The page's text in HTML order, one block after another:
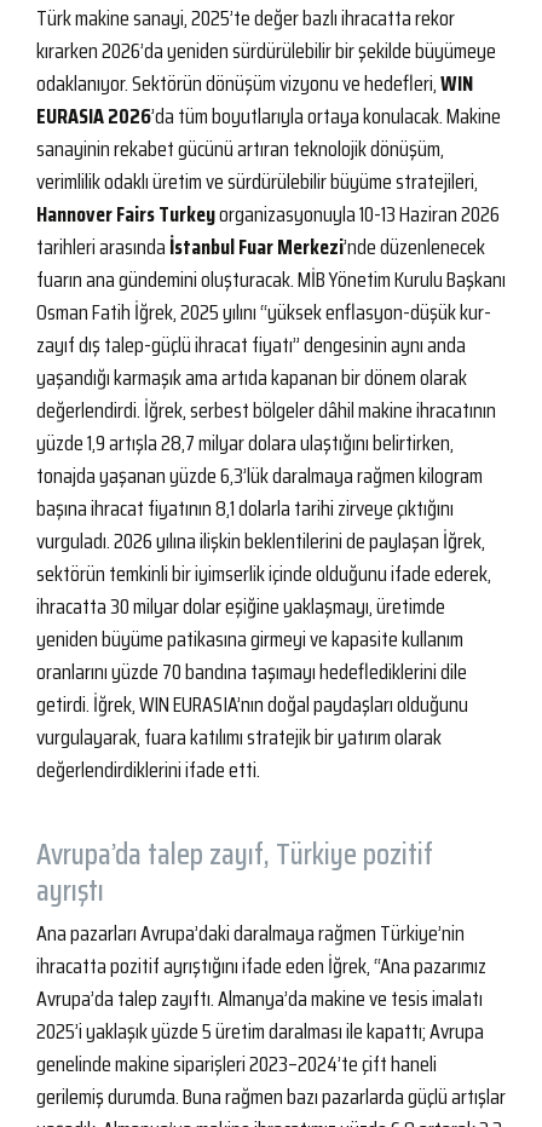
Türk makine sanayi, 2025’te değer bazlı ihracatta rekor
kırarken 2026’da yeniden sürdürülebilir bir şekilde büyümeye
odaklanıyor. Sektörün dönüşüm vizyonu ve hedefleri,WIN
EURASIA 2026’da tüm boyutlarıyla ortaya konulacak. Makine
sanayinin rekabet gücünü artıran teknolojik dönüşüm,
verimlilik odaklı üretim ve sürdürülebilir büyüme stratejileri,
Hannover Fairs Turkeyorganizasyonuyla 10-13 Haziran 2026
tarihleri arasındaİstanbul Fuar Merkezi’nde düzenlenecek
fuarın ana gündemini oluşturacak. MİB Yönetim Kurulu Başkanı
Osman Fatih İğrek, 2025 yılını “yüksek enflasyon-düşük kur-
zayıf dış talep-güçlü ihracat fiyatı” dengesinin aynı anda
yaşandığı karmaşık ama artıda kapanan bir dönem olarak
değerlendirdi. İğrek, serbest bölgeler dâhil makine ihracatının
yüzde 1,9 artışla 28,7 milyar dolara ulaştığını belirtirken,
tonajda yaşanan yüzde 6,3’lük daralmaya rağmen kilogram
başına ihracat fiyatının 8,1 dolarla tarihi zirveye çıktığını
vurguladı. 2026 yılına ilişkin beklentilerini de paylaşan İğrek,
sektörün temkinli bir iyimserlik içinde olduğunu ifade ederek,
ihracatta 30 milyar dolar eşiğine yaklaşmayı, üretimde
yeniden büyüme patikasına girmeyi ve kapasite kullanım
oranlarını yüzde 70 bandına taşımayı hedeflediklerini dile
getirdi. İğrek, WIN EURASIA’nın doğal paydaşları olduğunu
vurgulayarak, fuara katılımı stratejik bir yatırım olarak
değerlendirdiklerini ifade etti.
Avrupa’da talep zayıf, Türkiye pozitif
ayrıştı
Ana pazarları Avrupa’daki daralmaya rağmen Türkiye’nin
ihracatta pozitif ayrıştığını ifade eden İğrek, “Ana pazarımız
Avrupa’da talep zayıftı. Almanya’da makine ve tesis imalatı
2025’i yaklaşık yüzde 5 üretim daralması ile kapattı; Avrupa
genelinde makine siparişleri 2023–2024’te çift haneli
gerilemiş durumda. Buna rağmen bazı pazarlarda güçlü artışlar